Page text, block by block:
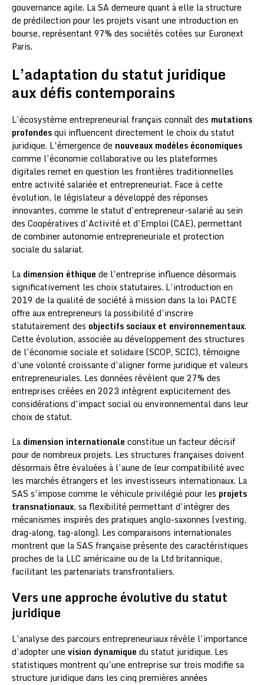
gouvernance agile. La SA demeure quant à elle la structure
de prédilection pour les projets visant une introduction en
bourse, représentant 97% des sociétés cotées sur Euronext
Paris.
L’adaptation du statut juridique
aux défis contemporains
L’écosystème entrepreneurial français connaît des mutations
profondesqui influencent directement le choix du statut
juridique. L’émergence de nouveaux modèles économiques
comme l’économie collaborative ou les plateformes
digitales remet en question les frontières traditionnelles
entre activité salariée et entrepreneuriat. Face à cette
évolution, le législateur a développé des réponses
innovantes, comme le statut d’entrepreneur-salarié au sein
des Coopératives d’Activité et d’Emploi (CAE), permettant
de combiner autonomie entrepreneuriale et protection
sociale du salariat.
La dimension éthique de l’entreprise influence désormais
significativement les choix statutaires. L’introduction en
2019 de la qualité de société à mission dans la loi PACTE
offre aux entrepreneurs la possibilité d’inscrire
statutairement des objectifs sociaux et environnementaux.
Cette évolution, associée au développement des structures
de l’économie sociale et solidaire (SCOP, SCIC), témoigne
d’une volonté croissante d’aligner forme juridique et valeurs
entrepreneuriales. Les données révèlent que 27% des
entreprises créées en 2023 intègrent explicitement des
considérations d’impact social ou environnemental dans leur
choix de statut.
La dimension internationale constitue un facteur décisif
pour de nombreux projets. Les structures françaises doivent
désormais être évaluées à l’aune de leur compatibilité avec
les marchés étrangers et les investisseurs internationaux. La
SAS s’impose comme le véhicule privilégié pour les projets
transnationaux, sa flexibilité permettant d’intégrer des
mécanismes inspirés des pratiques anglo-saxonnes (vesting,
drag-along, tag-along). Les comparaisons internationales
montrent que la SAS française présente des caractéristiques
proches de la LLC américaine ou de la Ltd britannique,
facilitant les partenariats transfrontaliers.
Vers une approche évolutive du statut
juridique
L’analyse des parcours entrepreneuriaux révèle l’importance
d’adopter une vision dynamique du statut juridique. Les
statistiques montrent qu’une entreprise sur trois modifie sa
structure juridique dans les cinq premières années